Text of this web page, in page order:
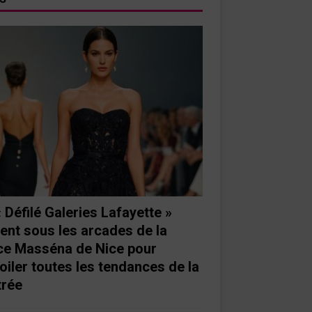
Défilé Galeries Lafayette »
sous les arcades de la
Masséna de Nice pour
toutes les tendances de la